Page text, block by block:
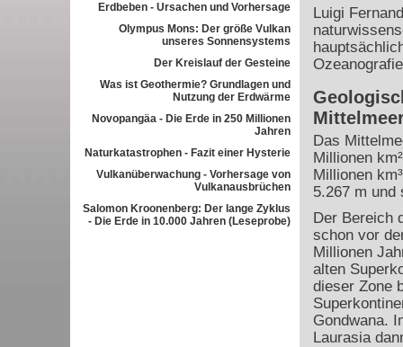
Erdbeben - Ursachen und Vorhersage
Olympus Mons: Der größe Vulkan
unseres Sonnensystems
Der Kreislauf der Gesteine
Was ist Geothermie? Grundlagen und
Nutzung der Erdwärme
Novopangäa - Die Erde in 250 Millionen
Jahren
Naturkatastrophen - Fazit einer Hysterie
Vulkanüberwachung - Vorhersage von
Vulkanausbrüchen
Salomon Kroonenberg: Der lange Zyklus
- Die Erde in 10.000 Jahren (Leseprobe)
Luigi
Das
Millionen
Millionen
5.267 m und
Der Bereich
schon vor
Millionen
alten
dieser Zone
Gondwana.
Laurasia